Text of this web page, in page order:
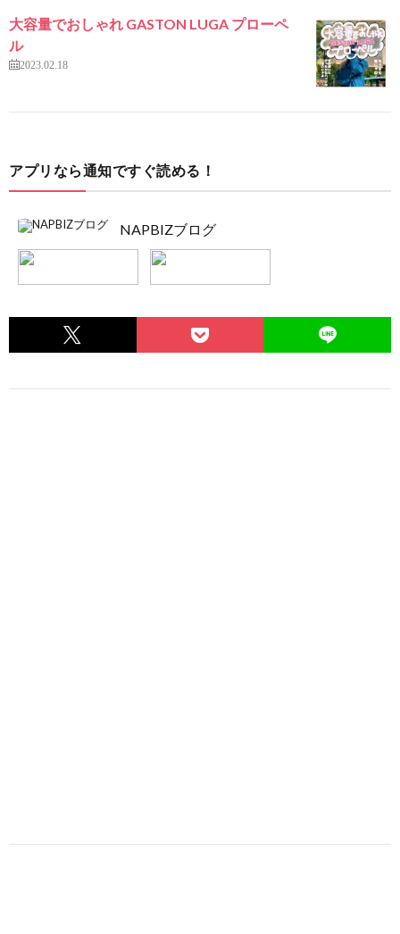
大容量でおしゃれ GASTON LUGA プローペ
ル
2023.02.18
アプリなら通知ですぐ読める！
NAPBIZブログ